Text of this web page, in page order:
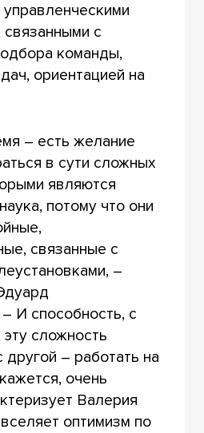
связанными с
команды,
ориентацией на
– есть желание
в сути сложных
являются
потому что они
связанные с
–
И способность, с
сложность
– работать на
очень
Валерия
оптимизм по